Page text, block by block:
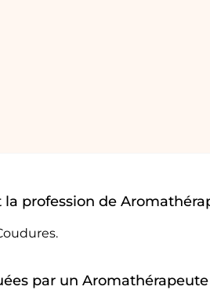
profession de
par un Aromathérapeute